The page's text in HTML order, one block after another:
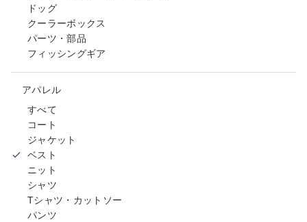
ドッグ
クーラーボックス
パーツ・部品
フィッシングギア
アパレル
すべて
コート
ジャケット
ベスト
ニット
シャツ
Tシャツ・カットソー
パンツ